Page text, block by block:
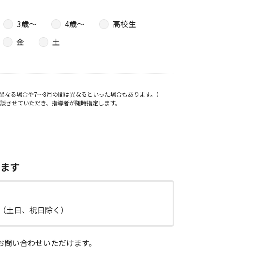
3歳〜 4歳〜
高校生
金
土
る場合や7～8月の間は異なるといった場合もあります。）
せていただき、指導者が随時指定します。
す
土日、祝日除く）
い合わせいただけます。